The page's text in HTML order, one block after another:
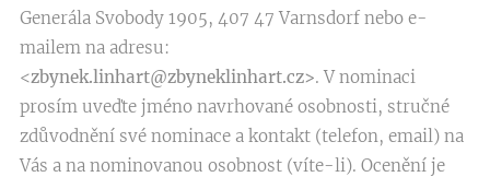
Generála Svobody 1905, 407 47 Varnsdorf nebo e-
mailem na adresu:
<zbynek.linhart@zbyneklinhart.cz>. V nominaci
prosím uveďte jméno navrhované osobnosti, stručné
zdůvodnění své nominace a kontakt (telefon, email) na
Vás a na nominovanou osobnost (víte-li). Ocenění je